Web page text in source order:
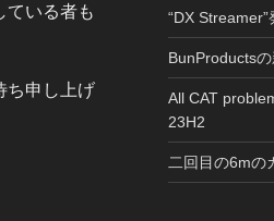
ている者も
ち申し上げ
“DX Streamer”
BunProducts
All CAT
23H2
二回目の6mの